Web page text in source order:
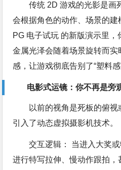
传统 2D 游戏的光影是画
会根据角色的动作、场景的建
PG 电子试玩 的新版演示里
金属光泽会随着场景旋转而
感，让游戏彻底告别了“塑料感”
电影式运镜：你不再是旁
以前的视角是死板的俯
引入了动态虚拟摄影机技术。
交互逻辑： 当进入大奖
进行特写拉伸、慢动作跟拍